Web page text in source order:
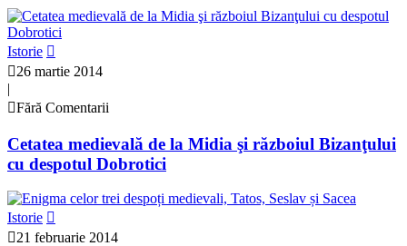
Istorie
26 martie 2014
|
Fără Comentarii
Cetatea medievală de la Midia şi războiul Bizanţului
cu despotul Dobrotici
Istorie
21 februarie 2014